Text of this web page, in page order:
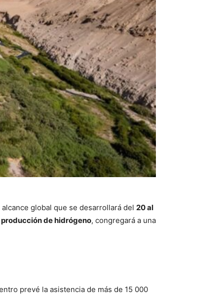
global que se desarrollará del 20 al
producción de hidrógeno, congregará a una
prevé la asistencia de más de 15 000